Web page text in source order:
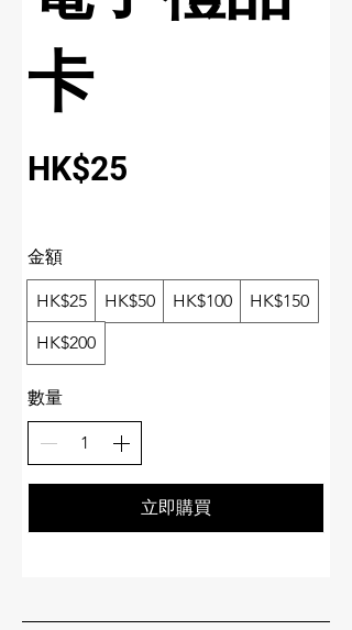
卡
HK$25
金額
HK$25 HK$50 HK$100
HK$150
HK$200
數量
立即購買